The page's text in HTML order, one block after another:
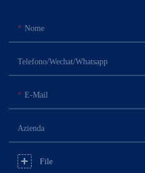
Nome
Telefono/Wechat/Whatsapp
E-Mail
Azienda
File